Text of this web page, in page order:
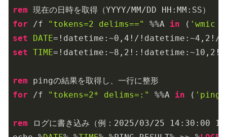
rem
for /f "tokens=2 delims==" %%A in ( 'wmic
set
DATE=!datetime:~0 , 4 !/!datetime:~4 , 2 !/
set TIME=!datetime:~8 , 2 !:!datetime:~10 , 2
rem
for /f "tokens=2* delims=:" %%A in ( 'ping
rem ログに書き込み（例： 2025/03/25 14 : 30 : 00 15